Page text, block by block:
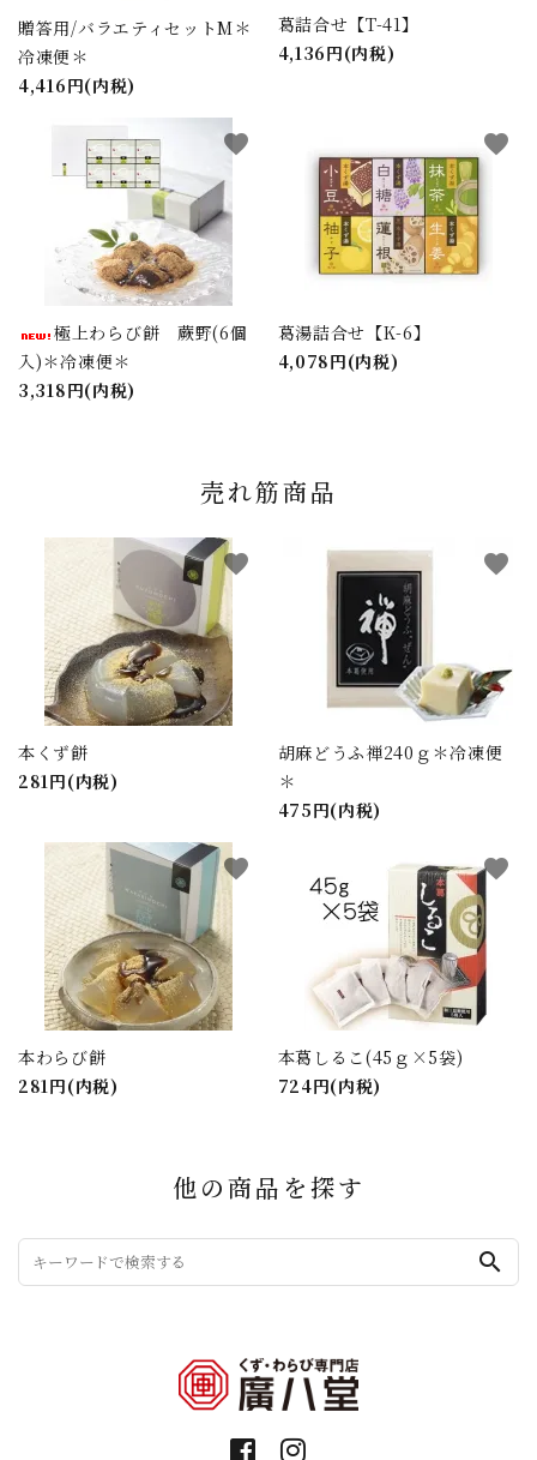
贈答用/バラエティセットM＊
冷凍便＊
4,416円(内税)
葛詰合せ【T-41】
4,136円(内税)
極上わらび餅 蕨野(6個
入)＊冷凍便＊
3,318円(内税)
favorite
葛湯詰合せ【K-6】
4,078円(内税)
favorite
売れ筋商品
本くず餅
281円(内税)
favorite
胡麻どうふ禅240ｇ＊冷凍便
＊
475円(内税)
favorite
本わらび餅
281円(内税)
favorite
本葛しるこ(45ｇ×5袋)
724円(内税)
favorite
他の商品を探す
search